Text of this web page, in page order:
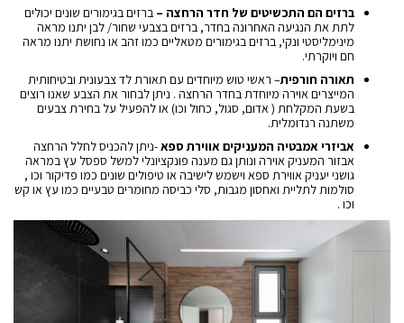
ברזים הם התכשיטים של חדר הרחצה – ברזים בגימורים שונים יכולים
לתת את הנגיעה האחרונה בחדר, ברזים בצבעי שחור/ לבן יתנו מראה
מינימליסטי ונקי, ברזים בגימורים מטאליים כמו זהב או נחושת יתנו מראה
חם ויוקרתי.
תאורה חורפית– ראשי טוש מיוחדים עם תאורת לד צבעונית ובטיחותית
המייצרים אוירה מיוחדת בחדר הרחצה . ניתן לבחור את הצבע שאנו רוצים
בשעת המקלחת ( אדום, סגול, כחול וכו) או להפעיל על בחירת צבעים
משתנה רנדומלית.
אביזרי אמבטיה המעניקים אווירת ספא-ניתן להכניס לחלל הרחצה
אבזור המעניק אוירה ונותן גם מענה פונקציונלי למשל ספסל עץ במראה
גושני יעניק אווירת ספא וישמש לישיבה או טיפולים שונים כמו פדיקור וכו ,
סולמות לתליית ואחסון מגבות, סלי כביסה מחומרים טבעיים כמו עץ או קש
וכו .